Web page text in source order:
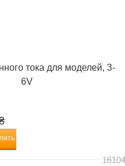
тока для моделей, 3-
6V